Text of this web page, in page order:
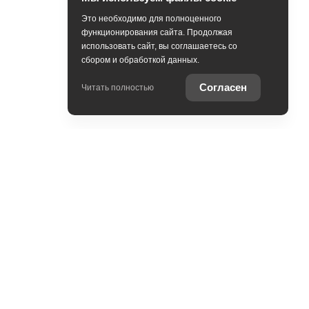
Это необходимо для полноценного
функционирования сайта. Продолжая
использовать сайт, вы соглашаетесь со
сбором и обработкой данных.
Читать полностью Согласен